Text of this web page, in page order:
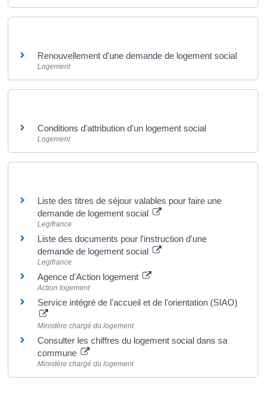
Renouvellement d'une demande de logement social
Logement
Conditions d'attribution d'un logement social
Logement
Liste des titres de séjour valables pour faire une
demande de logement social
Legifrance
Liste des documents pour l'instruction d'une
demande de logement social
Legifrance
Agence d'Action logement
Action logement
Service intégré de l'accueil et de l'orientation (SIAO)
Ministère chargé du logement
Consulter les chiffres du logement social dans sa
commune
Ministère chargé du logement